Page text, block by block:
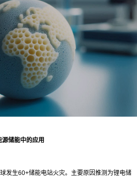
储能中的应用
发生60+储能电站火灾。主要原因推测为锂电储